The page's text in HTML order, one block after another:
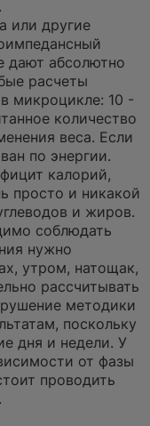
или другие
дают абсолютно
расчеты
микроцикле: 10 -
количество
веса. Если
по энергии.
калорий,
просто и никакой
и жиров.
соблюдать
нужно
утром, натощак,
рассчитывать
методики
поскольку
дня и недели. У
от фазы
проводить